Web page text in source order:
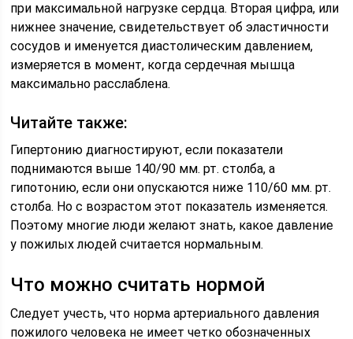
при максимальной нагрузке сердца. Вторая цифра, или
нижнее значение, свидетельствует об эластичности
сосудов и именуется диастолическим давлением,
измеряется в момент, когда сердечная мышца
максимально расслаблена.
Читайте также:
Гипертонию диагностируют, если показатели
поднимаются выше 140/90 мм. рт. столба, а
гипотонию, если они опускаются ниже 110/60 мм. рт.
столба. Но с возрастом этот показатель изменяется.
Поэтому многие люди желают знать, какое давление
у пожилых людей считается нормальным.
Что можно считать нормой
Следует учесть, что норма артериального давления
пожилого человека не имеет четко обозначенных